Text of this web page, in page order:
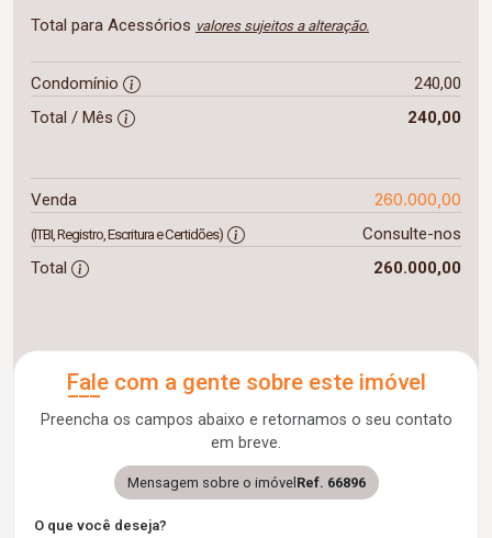
Total para Acessórios valores sujeitos a alteração.
Condomínio
240,00
Total / Mês
240,00
Venda 260.000,00
(ITBI, Registro, Escritura e Certidões)
Consulte-nos
Total
260.000,00
Fale com a gente sobre este imóvel
Preencha os campos abaixo e retornamos o seu contato
em breve.
Mensagem sobre o imóvelRef. 66896
O que você deseja?